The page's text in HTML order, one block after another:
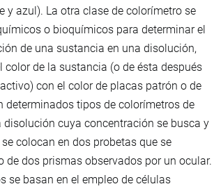
y azul). La otra clase de colorímetro se
o bioquímicos para determinar el
de una sustancia en una disolución,
color de la sustancia (o de ésta después
con el color de placas patrón o de
determinados tipos de colorímetros de
disolución cuya concentración se busca y
colocan en dos probetas que se
de dos prismas observados por un ocular.
se basan en el empleo de células